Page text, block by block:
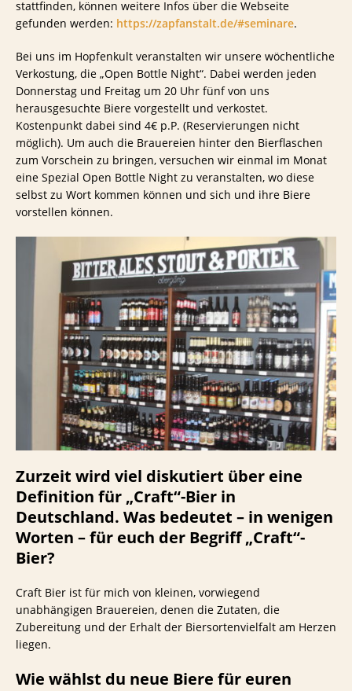
stattfinden, können weitere Infos über die Webseite
gefunden werden: https://zapfanstalt.de/#seminare.
Bei uns im Hopfenkult veranstalten wir unsere wöchentliche
Verkostung, die „Open Bottle Night“. Dabei werden jeden
Donnerstag und Freitag um 20 Uhr fünf von uns
herausgesuchte Biere vorgestellt und verkostet.
Kostenpunkt dabei sind 4€ p.P. (Reservierungen nicht
möglich). Um auch die Brauereien hinter den Bierflaschen
zum Vorschein zu bringen, versuchen wir einmal im Monat
eine Spezial Open Bottle Night zu veranstalten, wo diese
selbst zu Wort kommen können und sich und ihre Biere
vorstellen können.
Zurzeit wird viel diskutiert über eine
Definition für „Craft“-Bier in
Deutschland. Was bedeutet – in wenigen
Worten – für euch der Begriff „Craft“-
Bier?
Craft Bier ist für mich von kleinen, vorwiegend
unabhängigen Brauereien, denen die Zutaten, die
Zubereitung und der Erhalt der Biersortenvielfalt am Herzen
liegen.
Wie wählst du neue Biere für euren